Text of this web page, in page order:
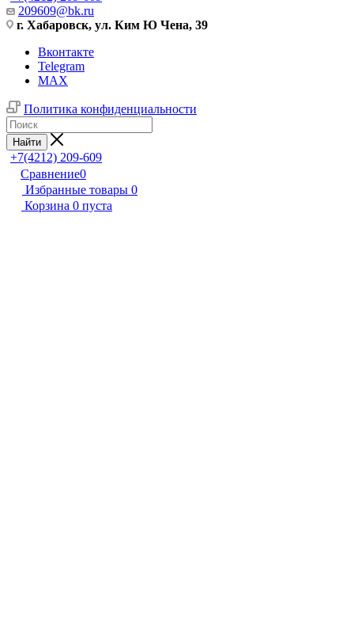
209609@bk.ru
г. Хабаровск, ул. Ким Ю Чена, 39
Вконтакте
Telegram
MAX
Политика конфиденциальности
Найти
+7(4212) 209-609
Сравнение0
Избранные товары 0
Корзина 0 пуста